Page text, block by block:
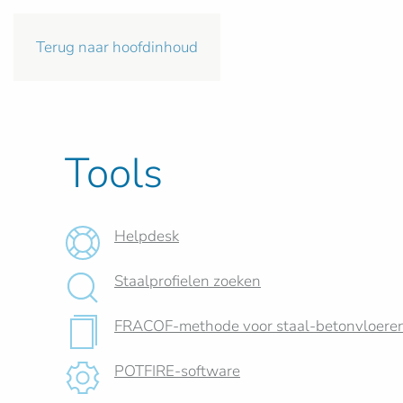
Terug naar hoofdinhoud
Tools
Helpdesk
Staalprofielen zoeken
FRACOF-methode voor staal-
POTFIRE-software